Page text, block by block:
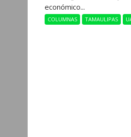
económico...
COLUMNAS TAMAULIPAS